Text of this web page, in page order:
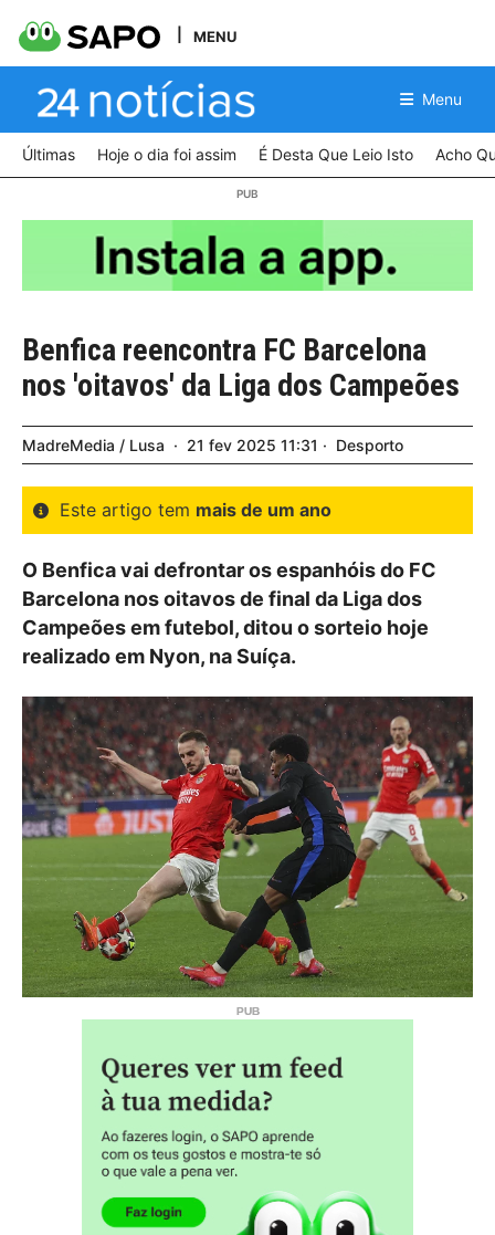
MENU
Menu
Últimas Hoje o dia foi assim É Desta Que Leio Isto Acho
Benfica reencontra FC Barcelona
nos 'oitavos' da Liga dos Campeões
MadreMedia / Lusa 21 fev 2025 11:31 Desporto
Este artigo tem mais de um ano
O Benfica vai defrontar os espanhóis do FC
Barcelona nos oitavos de final da Liga dos
Campeões em futebol, ditou o sorteio hoje
realizado em Nyon, na Suíça.